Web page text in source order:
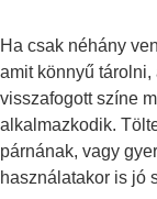
Ha csak néhány
amit könnyű
visszafogott színe
alkalmazkodik.
párnának, vagy
használatakor is jó